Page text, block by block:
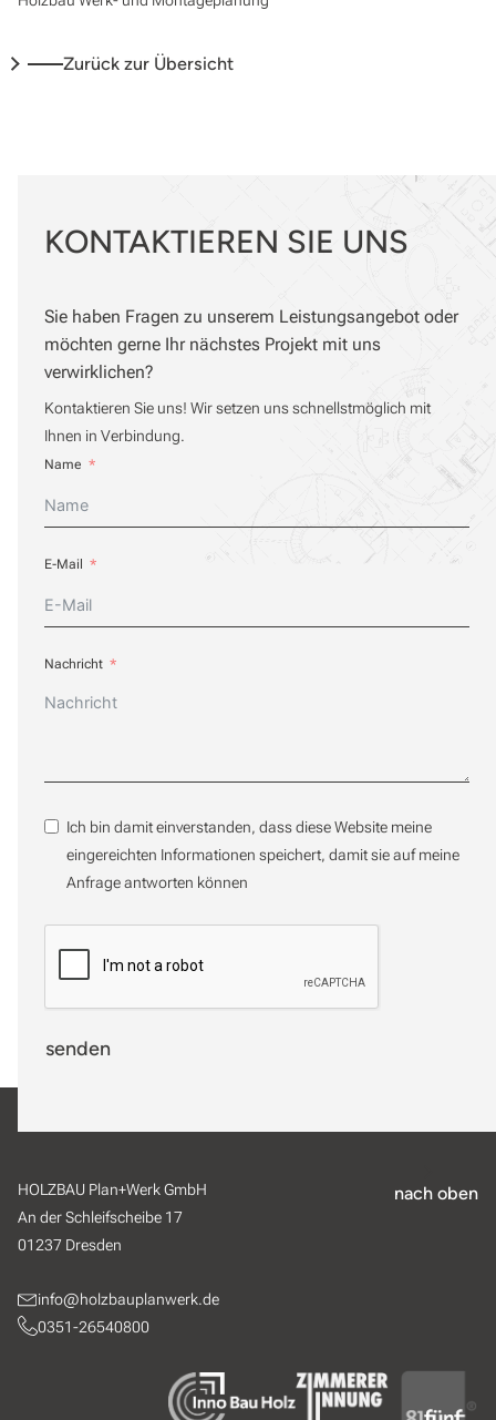
Zurück zur Übersicht
KONTAKTIEREN SIE UNS
Sie haben Fragen zu unserem Leistungsangebot oder
möchten gerne Ihr nächstes Projekt mit uns
verwirklichen?
Kontaktieren Sie uns! Wir setzen uns schnellstmöglich mit
Ihnen in Verbindung.
Name
E-Mail
Nachricht
Ich bin damit einverstanden, dass diese Website meine
eingereichten Informationen speichert, damit sie auf meine
Anfrage antworten können
senden
HOLZBAU Plan+Werk GmbH
An der Schleifscheibe 17
01237 Dresden
info@holzbauplanwerk.de
0351-26540800
nach oben